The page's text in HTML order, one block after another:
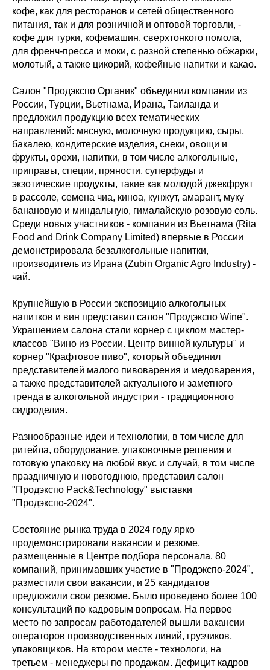
кофе, как для ресторанов и сетей общественного
питания, так и для розничной и оптовой торговли, -
кофе для турки, кофемашин, сверхтонкого помола,
для френч-пресса и моки, с разной степенью обжарки,
молотый, а также цикорий, кофейные напитки и какао.
Салон "Продэкспо Органик" объединил компании из
России, Турции, Вьетнама, Ирана, Таиланда и
предложил продукцию всех тематических
направлений: мясную, молочную продукцию, сыры,
бакалею, кондитерские изделия, снеки, овощи и
фрукты, орехи, напитки, в том числе алкогольные,
приправы, специи, пряности, суперфуды и
экзотические продукты, такие как молодой джекфрукт
в рассоле, семена чиа, киноа, кунжут, амарант, муку
банановую и миндальную, гималайскую розовую соль.
Среди новых участников - компания из Вьетнама (Rita
Food and Drink Company Limited) впервые в России
демонстрировала безалкогольные напитки,
производитель из Ирана (Zubin Organic Agro Industry) -
чай.
Крупнейшую в России экспозицию алкогольных
напитков и вин представил салон "Продэкспо Wine".
Украшением салона стали корнер с циклом мастер-
классов "Вино из России. Центр винной культуры" и
корнер "Крафтовое пиво", который объединил
представителей малого пивоварения и медоварения,
а также представителей актуального и заметного
тренда в алкогольной индустрии - традиционного
сидроделия.
Разнообразные идеи и технологии, в том числе для
ритейла, оборудование, упаковочные решения и
готовую упаковку на любой вкус и случай, в том числе
праздничную и новогоднюю, представил салон
"Продэкспо Pack&Technology" выставки
"Продэкспо-2024".
Состояние рынка труда в 2024 году ярко
продемонстрировали вакансии и резюме,
размещенные в Центре подбора персонала. 80
компаний, принимавших участие в "Продэкспо-2024",
разместили свои вакансии, и 25 кандидатов
предложили свои резюме. Было проведено более 100
консультаций по кадровым вопросам. На первое
место по запросам работодателей вышли вакансии
операторов производственных линий, грузчиков,
упаковщиков. На втором месте - технологи, на
третьем - менеджеры по продажам. Дефицит кадров